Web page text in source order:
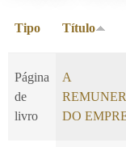
Tipo Título
Página
de
livro
A
DO